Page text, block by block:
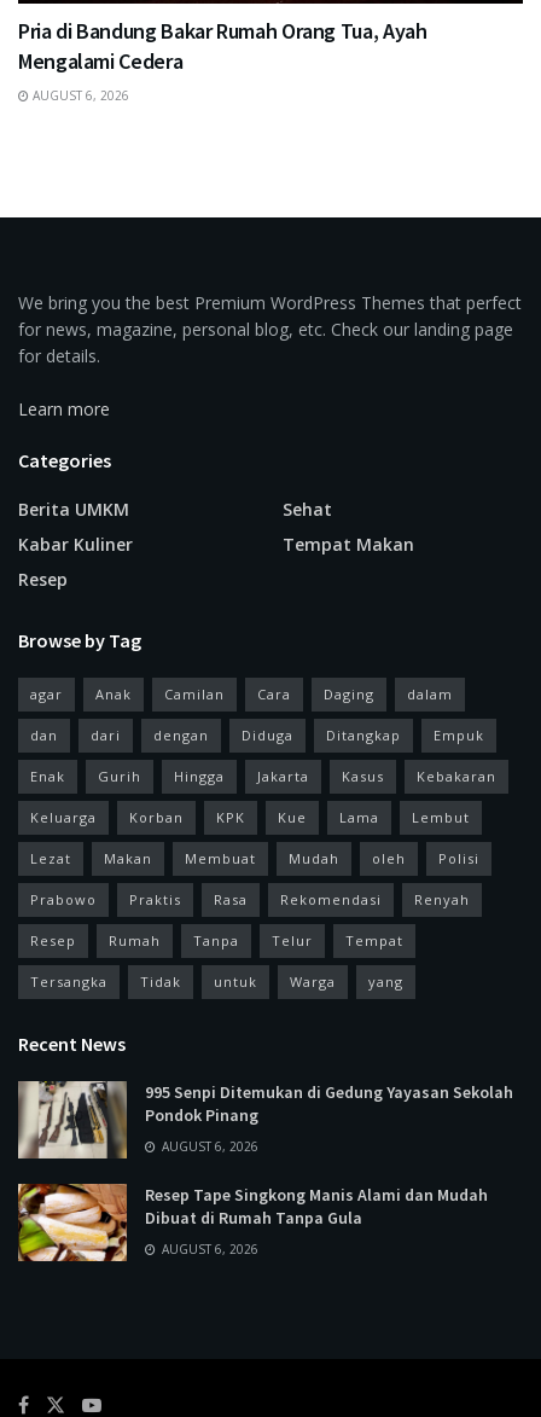
Pria di Bandung Bakar Rumah Orang Tua, Ayah
Mengalami Cedera
AUGUST 6, 2026
We bring you the best Premium WordPress Themes that perfect
for news, magazine, personal blog, etc. Check our landing page
for details.
Learn more
Categories
Berita UMKM
Kabar Kuliner
Resep
Sehat
Tempat Makan
Browse by Tag
agar Anak Camilan Cara Daging dalam
dan dari dengan Diduga Ditangkap Empuk
Enak Gurih Hingga Jakarta Kasus Kebakaran
Keluarga Korban KPK Kue Lama Lembut
Lezat Makan Membuat Mudah oleh Polisi
Prabowo Praktis Rasa Rekomendasi Renyah
Resep Rumah Tanpa Telur Tempat
Tersangka Tidak untuk Warga yang
Recent News
995 Senpi Ditemukan di Gedung Yayasan Sekolah
Pondok Pinang
AUGUST 6, 2026
Resep Tape Singkong Manis Alami dan Mudah
Dibuat di Rumah Tanpa Gula
AUGUST 6, 2026